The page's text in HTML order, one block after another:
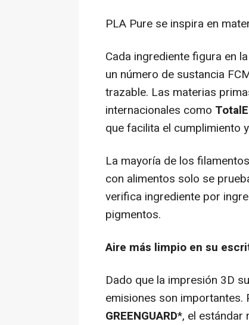
PLA Pure se inspira en
Cada ingrediente figura en
un número de sustancia
trazable. Las materias
internacionales como
que facilita el cumplimiento
La mayoría de los
con alimentos solo se
verifica ingrediente por
pigmentos.
Aire más limpio en su
Dado que la impresión 3D
emisiones son importantes.
GREENGUARD*, el estándar